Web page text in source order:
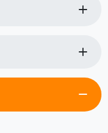
add
add
remove